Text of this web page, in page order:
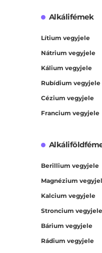
Alkálifémek
Lítium vegyjele
Nátrium vegyjele
Kálium vegyjele
Rubídium vegyjele
Cézium vegyjele
Francium vegyjele
Berillium vegyjele
Magnézium
Kalcium vegyjele
Stroncium vegyjele
Bárium vegyjele
Rádium vegyjele